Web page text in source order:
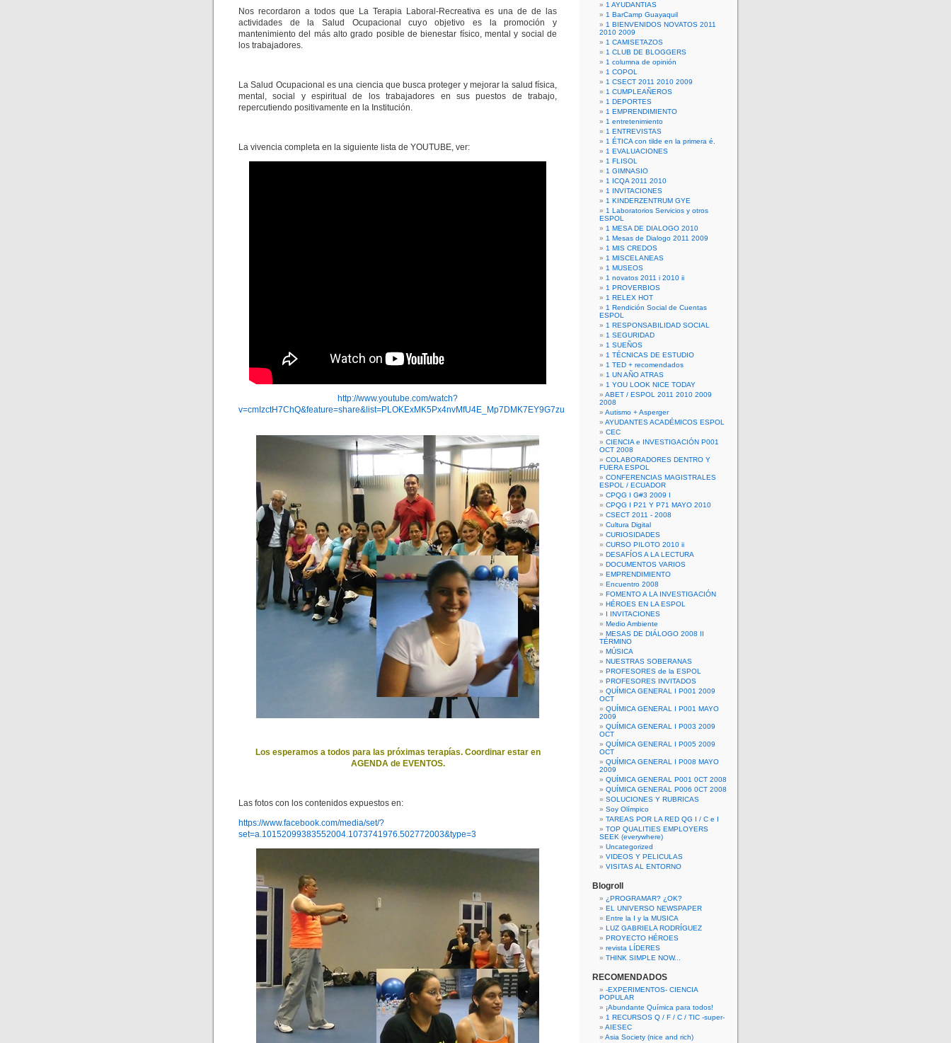
Nos recordaron a todos que La Terapia Laboral-Recreativa es una de de las
actividades de la Salud Ocupacional cuyo objetivo es la promoción y
mantenimiento del más alto grado posible de bienestar físico, mental y social de
los trabajadores.
La Salud Ocupacional es una ciencia que busca proteger y mejorar la salud física,
mental, social y espiritual de los trabajadores en sus puestos de trabajo,
repercutiendo positivamente en la Institución.
La vivencia completa en la siguiente lista de YOUTUBE, ver:
http://www.youtube.com/watch?
v=cmIzctH7ChQ&feature=share&list=PLOKExMK5Px4nvMfU4E_Mp7DMK7EY9G7zu
Los esperamos a todos para las próximas terapías. Coordinar estar en
AGENDA de EVENTOS.
Las fotos con los contenidos expuestos en:
https://www.facebook.com/media/set/?
set=a.10152099383552004.1073741976.502772003&type=3
1 AYUDANTIAS
1 BarCamp Guayaquil
1 BIENVENIDOS NOVATOS 2011
2010 2009
1 CAMISETAZOS
1 CLUB DE BLOGGERS
1 columna de opinión
1 COPOL
1 CSECT 2011 2010 2009
1 CUMPLEAÑEROS
1 DEPORTES
1 EMPRENDIMIENTO
1 entretenimiento
1 ENTREVISTAS
1 ÉTICA con tilde en la primera é.
1 EVALUACIONES
1 FLISOL
1 GIMNASIO
1 ICQA 2011 2010
1 INVITACIONES
1 KINDERZENTRUM GYE
1 Laboratorios Servicios y otros
ESPOL
1 MESA DE DIALOGO 2010
1 Mesas de Dialogo 2011 2009
1 MIS CREDOS
1 MISCELANEAS
1 MUSEOS
1 novatos 2011 i 2010 ii
1 PROVERBIOS
1 RELEX HOT
1 Rendición Social de Cuentas
ESPOL
1 RESPONSABILIDAD SOCIAL
1 SEGURIDAD
1 SUEÑOS
1 TÉCNICAS DE ESTUDIO
1 TED + recomendados
1 UN AÑO ATRAS
1 YOU LOOK NICE TODAY
ABET / ESPOL 2011 2010 2009
2008
Autismo + Asperger
AYUDANTES ACADÉMICOS ESPOL
CEC
CIENCIA e INVESTIGACIÓN P001
OCT 2008
COLABORADORES DENTRO Y
FUERA ESPOL
CONFERENCIAS MAGISTRALES
ESPOL / ECUADOR
CPQG I G#3 2009 I
CPQG I P21 Y P71 MAYO 2010
CSECT 2011 - 2008
Cultura Digital
CURIOSIDADES
CURSO PILOTO 2010 ii
DESAFÍOS A LA LECTURA
DOCUMENTOS VARIOS
EMPRENDIMIENTO
Encuentro 2008
FOMENTO A LA INVESTIGACIÓN
HÉROES EN LA ESPOL
I INVITACIONES
Medio Ambiente
MESAS DE DIÁLOGO 2008 II
TÉRMINO
MÚSICA
NUESTRAS SOBERANAS
PROFESORES de la ESPOL
PROFESORES INVITADOS
QUÍMICA GENERAL I P001 2009
OCT
QUÍMICA GENERAL I P001 MAYO
2009
QUÍMICA GENERAL I P003 2009
OCT
QUÍMICA GENERAL I P005 2009
OCT
QUÍMICA GENERAL I P008 MAYO
2009
QUÍMICA GENERAL P001 0CT 2008
QUÍMICA GENERAL P006 0CT 2008
SOLUCIONES Y RUBRICAS
Soy Olímpico
TAREAS POR LA RED QG I / C e I
TOP QUALITIES EMPLOYERS
SEEK (everywhere)
Uncategorized
VIDEOS Y PELICULAS
VISITAS AL ENTORNO
Blogroll
¿PROGRAMAR? ¿OK?
EL UNIVERSO NEWSPAPER
Entre la I y la MUSICA
LUZ GABRIELA RODRÍGUEZ
PROYECTO HÉROES
revista LÍDERES
THINK SIMPLE NOW...
RECOMENDADOS
-EXPERIMENTOS- CIENCIA
POPULAR
¡Abundante Química para todos!
1 RECURSOS Q / F / C / TIC -super-
AIESEC
Asia Society (nice and rich)